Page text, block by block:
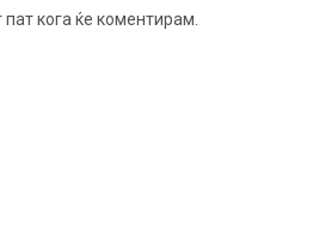
кога ќе коментирам.